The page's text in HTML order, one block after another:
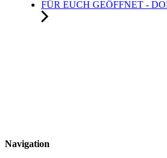
FÜR EUCH GEÖFFNET -
Navigation